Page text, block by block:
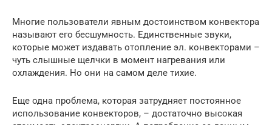
Многие пользователи явным достоинством конвектора
называют его бесшумность. Единственные звуки,
которые может издавать отопление эл. конвекторами –
чуть слышные щелчки в момент нагревания или
охлаждения. Но они на самом деле тихие.
Еще одна проблема, которая затрудняет постоянное
использование конвекторов, – достаточно высокая